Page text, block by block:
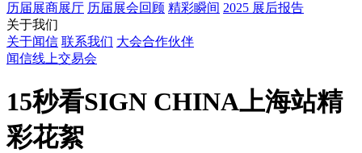
历届展商展厅 历届展会回顾 精彩瞬间 2025 展后报告
关于我们
关于闻信 联系我们 大会合作伙伴
闻信线上交易会
15秒看SIGN CHINA上海站精
彩花絮